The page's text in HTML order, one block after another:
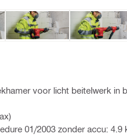
voor licht beitelwerk in
01/2003 zonder accu: 4.9